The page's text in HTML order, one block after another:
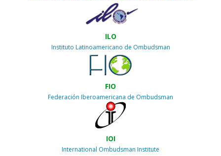
ILO
Instituto Latinoamericano de Ombudsman
FIO
Federación Iberoamericana de Ombudsman
IOI
International Ombudsman Institute